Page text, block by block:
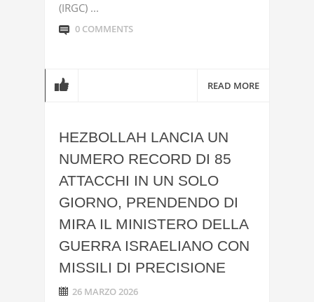
(IRGC) ...
0 COMMENTS
READ MORE
HEZBOLLAH LANCIA UN
NUMERO RECORD DI 85
ATTACCHI IN UN SOLO
GIORNO, PRENDENDO DI
MIRA IL MINISTERO DELLA
GUERRA ISRAELIANO CON
MISSILI DI PRECISIONE
26 MARZO 2026